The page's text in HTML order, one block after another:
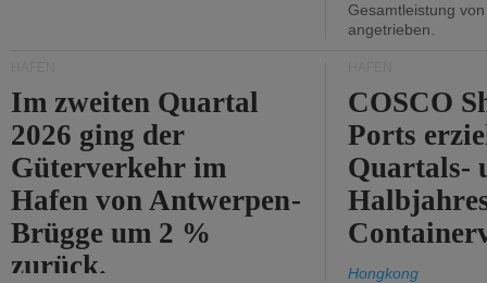
Gesamtleistung
angetrieben.
Im zweiten Quartal
2026 ging der
Güterverkehr im
Hafen von Antwerpen-
Brügge um 2 %
zurück.
COSCO
Ports
Quartals-
Hongkong